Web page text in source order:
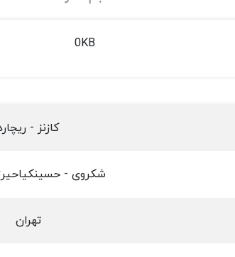
0KB
کازنز -
شکروی -
تهران